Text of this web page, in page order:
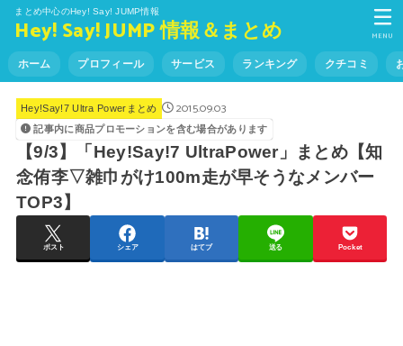
まとめ中心のHey! Say! JUMP情報
Hey! Say! JUMP 情報＆まとめ
ホーム プロフィール サービス ランキング クチコミ
MENU
Hey!Say!7 Ultra Powerまとめ 2015.09.03
記事内に商品プロモーションを含む場合があります
【9/3】「Hey!Say!7 UltraPower」まとめ【知
念侑李▽雑巾がけ100m走が早そうなメンバー
TOP3】
ポスト シェア はてブ 送る Pocket